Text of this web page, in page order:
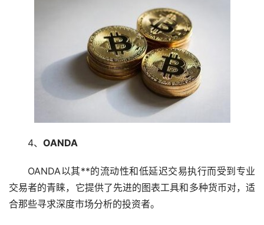
4、 OANDA
OANDA以其**的流动性和低延迟交易执行而受到专业
交易者的青睐，它提供了先进的图表工具和多种货币对，适
合那些寻求深度市场分析的投资者。